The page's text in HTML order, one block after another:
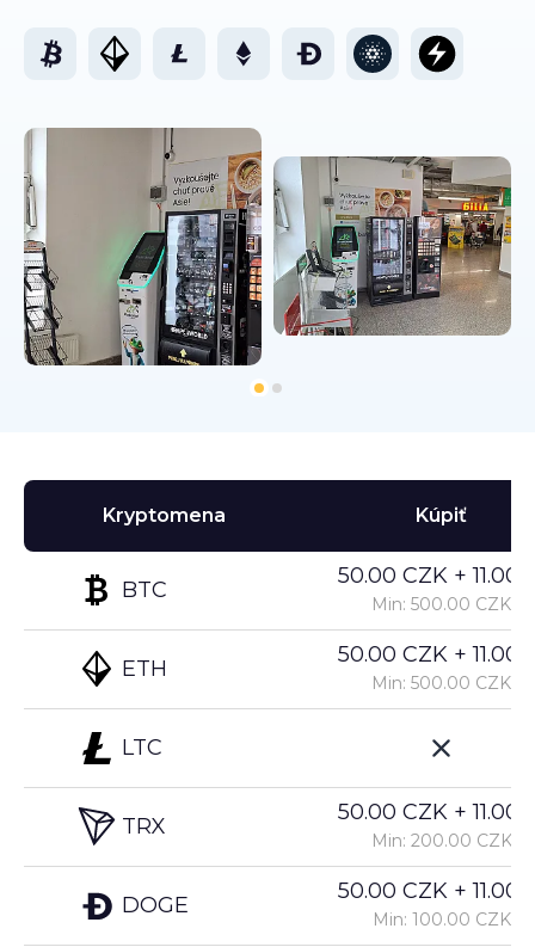
Kryptomena
BTC
ETH
LTC
TRX
DOGE
Kúpiť
50.00 CZK +
Min: 500.00 CZK
50.00 CZK +
Min: 500.00 CZK
50.00 CZK +
Min: 200.00 CZK
50.00 CZK +
Min: 100.00 CZK